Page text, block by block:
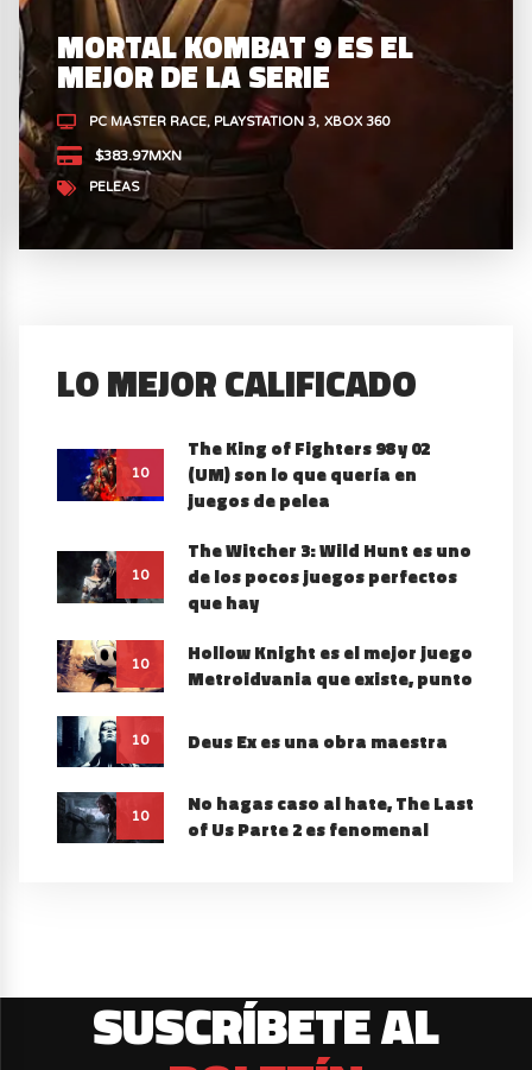
MORTAL KOMBAT 9 ES EL
MEJOR DE LA SERIE
PC MASTER RACE PLAYSTATION 3 XBOX 360
$383.97MXN
PELEAS
LO MEJOR CALIFICADO
10
The King of Fighters 98 y 02
(UM) son lo que quería en
juegos de pelea
10
The Witcher 3: Wild Hunt es uno
de los pocos juegos perfectos
que hay
10
Hollow Knight es el mejor juego
Metroidvania que existe, punto
10 Deus Ex es una obra maestra
10
No hagas caso al hate, The Last
of Us Parte 2 es fenomenal
SUSCRÍBETE AL